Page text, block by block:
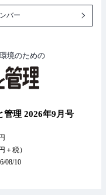
技術・技能競技大会を開
る他業種のトピックス
乱 花の和田塾
ぶ！ 電気理論
事士学科試験（一般問題）
講座
いて！
ーカス
バー
境のための
管理 2026年9月号
＋税）
08/10